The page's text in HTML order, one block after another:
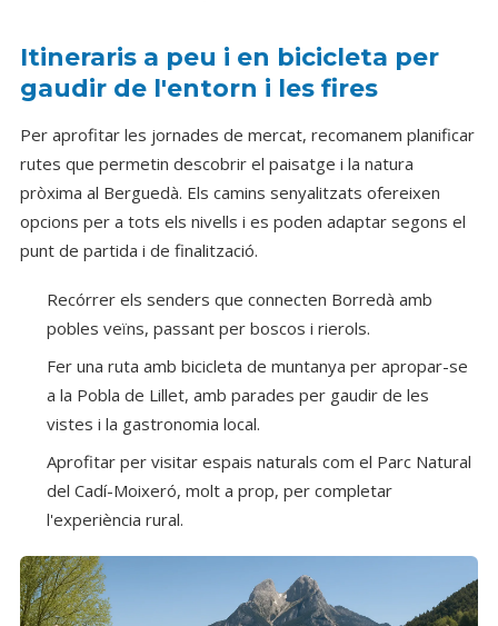
Itineraris a peu i en bicicleta per
gaudir de l'entorn i les fires
Per aprofitar les jornades de mercat, recomanem planificar
rutes que permetin descobrir el paisatge i la natura
pròxima al Berguedà. Els camins senyalitzats ofereixen
opcions per a tots els nivells i es poden adaptar segons el
punt de partida i de finalització.
Recórrer els senders que connecten Borredà amb
pobles veïns, passant per boscos i rierols.
Fer una ruta amb bicicleta de muntanya per apropar-se
a la Pobla de Lillet, amb parades per gaudir de les
vistes i la gastronomia local.
Aprofitar per visitar espais naturals com el Parc Natural
del Cadí-Moixeró, molt a prop, per completar
l'experiència rural.